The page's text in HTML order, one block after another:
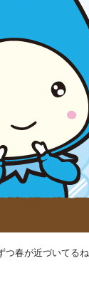
つ春が近づいてるね